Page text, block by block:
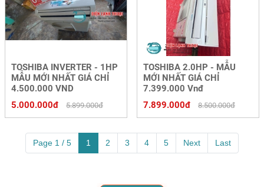
TOSHIBA INVERTER - 1HP
MẪU MỚI NHẤT GIÁ CHỈ
4.500.000 VND
5.000.000đ
5.899.000đ
TOSHIBA 2.0HP - MẪU
MỚI NHẤT GIÁ CHỈ
7.399.000 Vnđ
7.899.000đ
8.500.000đ
Page 1 / 5 1 2 3 4 5 Next Last